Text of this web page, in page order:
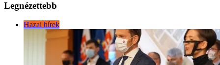
Legnézettebb
Hazai hírek